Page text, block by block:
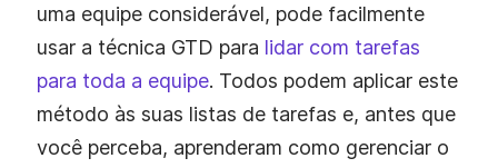
uma equipe considerável, pode facilmente
usar a técnica GTD para lidar com tarefas
para toda a equipe. Todos podem aplicar este
método às suas listas de tarefas e, antes que
você perceba, aprenderam como gerenciar o